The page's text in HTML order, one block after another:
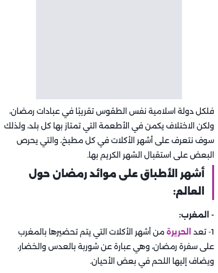
فلكل دولة اسلامية نفس الطقوس تقريبًا في عبادات رمضان،
ولكن الاختلاف يكمن في الأطعمة التي تمتاز بها كل بلد، ولذلك
سوف نتعرف على أشهر الأكلات في كل مطبخ، والتي يحرص
البعض على استقبال الشهر الكريم بها.
أشهر الأطباق على موائد رمضان حول
العالم:
- المغرب:
1- تعد
الحريرة من أشهر الأكلات التي يتم تحضيرها بالمغرب
على سفرة رمضان، وهي عبارة عن شوربة بالعدس والخضار،
ويضاف إليها اللحم في بعض الأحيان.